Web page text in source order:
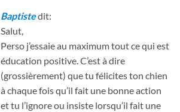
Baptistedit:
Salut,
Perso j’essaie au maximum tout ce qui est
éducation positive. C’est à dire
(grossièrement) que tu félicites ton chien
à chaque fois qu’il fait une bonne action
et tu l’ignore ou insiste lorsqu’il fait une